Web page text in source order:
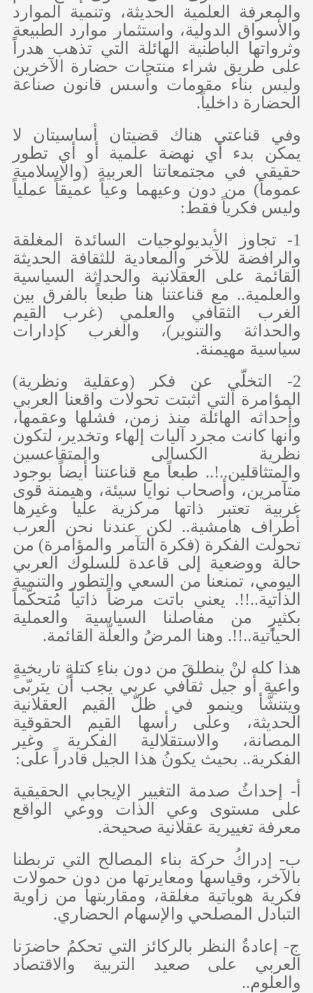
والمعرفة العلمية الحديثة، وتنمية الموارد
والأسواق الدولية، واستثمار موارد الطبيعة
وثرواتها الباطنية الهائلة التي تذهب هدراً
على طريق شراء منتجات حضارة الآخرين
وليس بناء مقومات وأسس قانون صناعة
الحضارة داخلياً.
وفي قناعتي هناك قضيتان أساسيتان لا
يمكن بدء أي نهضة علمية أو أي تطور
حقيقي في مجتمعاتنا العربية (والإسلامية
عموماً) من دون وعيهما وعياً عميقاً عملياً
وليس فكرياً فقط:
1- تجاوز الأيديولوجيات السائدة المغلقة
والرافضة للآخر والمعادية للثقافة الحديثة
القائمة على العقلانية والحداثة السياسية
والعلمية.. مع قناعتنا هنا طبعاً بالفرق بين
الغرب الثقافي والعلمي (غرب القيم
والحداثة والتنوير)، والغرب كإدارات
سياسية مهيمنة.
2- التخلّي عن فكر (وعقلية ونظرية)
المؤامرة التي أثبتت تحولات واقعنا العربي
وأحداثه الهائلة منذ زمن، فشلها وعقمها،
وأنها كانت مجرد آليات إلهاء وتخدير، لتكون
نظرية الكسالى والمتقاعسين
والمتثاقلين..!.. طبعاً مع قناعتنا أيضاً بوجود
متآمرين، وأصحاب نوايا سيئة، وهيمنة قوى
غربية تعتبر ذاتها مركزية عليا وغيرها
أطراف هامشية.. لكن عندنا نحن العرب
تحولت الفكرة (فكرة التآمر والمؤامرة) من
حالة ووضعية إلى قاعدة للسلوك العربي
اليومي، تمنعنا من السعي والتطور والتنمية
الذاتية..!!. يعني باتت مرضاً ذاتياً مُتحكّماً
بكثيرٍ من مفاصلنا السياسية والعملية
الحياتية..!!. وهنا المرضُ والعلّة القائمة.
هذا كله لنْ ينطلقَ من دون بناءِ كتلةٍ تاريخيةٍ
واعية أو جيل ثقافي عربي يجب أن يتربّى
ويتنشَّأ وينمو في ظلّ القيم العقلانية
الحديثة، وعلى رأسها القيم الحقوقية
المصانة، والاستقلالية الفكرية وغير
الفكرية.. بحيث يكونُ هذا الجيل قادراً على:
أ- إحداثُ صدمة التغيير الإيجابي الحقيقية
على مستوى وعي الذات ووعي الواقع
معرفة تغييرية عقلانية صحيحة.
ب- إدراكُ حركة بناء المصالح التي تربطنا
بالآخر، وقياسها ومعايرتها من دون حمولات
فكرية هوياتية مغلقة، ومقاربتها من زاوية
التبادل المصلحي والإسهام الحضاري.
ج- إعادةُ النظر بالركائز التي تحكمُ حاضرَنا
العربي على صعيد التربية والاقتصاد
والعلوم..